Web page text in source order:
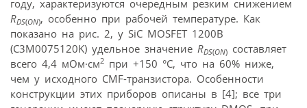
году, характеризуются очередным резким снижением
RDS(ON), особенно при рабочей температуре. Как
показано на рис. 2, у SiC MOSFET 1200В
(C3M0075120K) удельное значение RDS(ON) составляет
всего 4,4 мОм·см2 при +150 °C, что на 60% ниже,
чем у исходного CMF-транзистора. Особенности
конструкции этих приборов описаны в [4]; все три